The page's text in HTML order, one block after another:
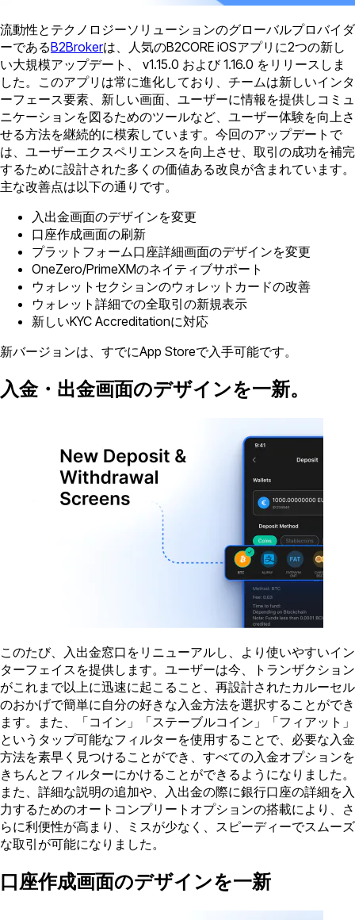
流動性とテクノロジーソリューションのグローバルプロバイダ
ーであるB2Brokerは、人気のB2CORE iOSアプリに2つの新し
い大規模アップデート、 v1.15.0 および 1.16.0 をリリースしま
した。このアプリは常に進化しており、チームは新しいインタ
ーフェース要素、新しい画面、ユーザーに情報を提供しコミュ
ニケーションを図るためのツールなど、ユーザー体験を向上さ
せる方法を継続的に模索しています。今回のアップデートで
は、ユーザーエクスペリエンスを向上させ、取引の成功を補完
するために設計された多くの価値ある改良が含まれています。
主な改善点は以下の通りです。
入出金画面のデザインを変更
口座作成画面の刷新
プラットフォーム口座詳細画面のデザインを変更
OneZero/PrimeXMのネイティブサポート
ウォレットセクションのウォレットカードの改善
ウォレット詳細での全取引の新規表示
新しいKYC Accreditationに対応
新バージョンは、すでにApp Storeで入手可能です。
入金・出金画面のデザインを一新。
このたび、入出金窓口をリニューアルし、より使いやすいイン
ターフェイスを提供します。ユーザーは今、トランザクション
がこれまで以上に迅速に起こること、再設計されたカルーセル
のおかげで簡単に自分の好きな入金方法を選択することができ
ます。また、「コイン」「ステーブルコイン」「フィアット」
というタップ可能なフィルターを使用することで、必要な入金
方法を素早く見つけることができ、すべての入金オプションを
きちんとフィルターにかけることができるようになりました。
また、詳細な説明の追加や、入出金の際に銀行口座の詳細を入
力するためのオートコンプリートオプションの搭載により、さ
らに利便性が高まり、ミスが少なく、スピーディーでスムーズ
な取引が可能になりました。
口座作成画面のデザインを一新